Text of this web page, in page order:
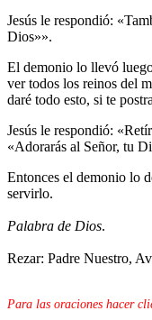
Jesús le respondió:
Dios»».
El demonio lo llevó
ver todos los reinos del
daré todo esto, si te
Jesús le respondió:
«Adorarás al Señor, tu
Entonces el demonio lo
servirlo.
Palabra de Dios.
Rezar: Padre Nuestro,
Para las oraciones hacer